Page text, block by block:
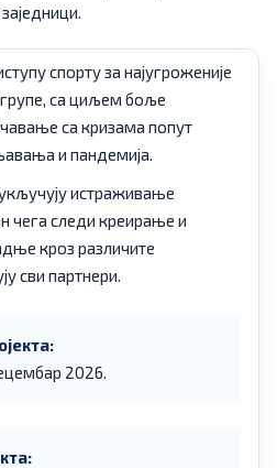
спорту за најугроженије
са циљем боље
са кризама попут
и пандемија.
истраживање
чега следи креирање и
кроз различите
сви партнери.
2026.